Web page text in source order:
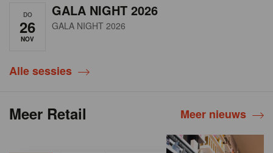
DO
26
NOV
GALA NIGHT 2026
GALA NIGHT 2026
Alle sessies
Meer Retail Meer nieuws